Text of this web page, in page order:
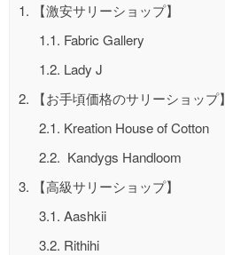
1. 【激安サリーショップ】
1.1. Fabric Gallery
1.2. Lady J
2. 【お手頃価格のサリーショップ】
2.1. Kreation House of Cotton
2.2. Kandygs Handloom
3. 【高級サリーショップ】
3.1. Aashkii
3.2. Rithihi